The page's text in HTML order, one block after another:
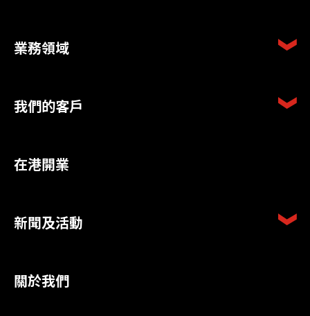
業務領域
我們的客戶
在港開業
新聞及活動
關於我們